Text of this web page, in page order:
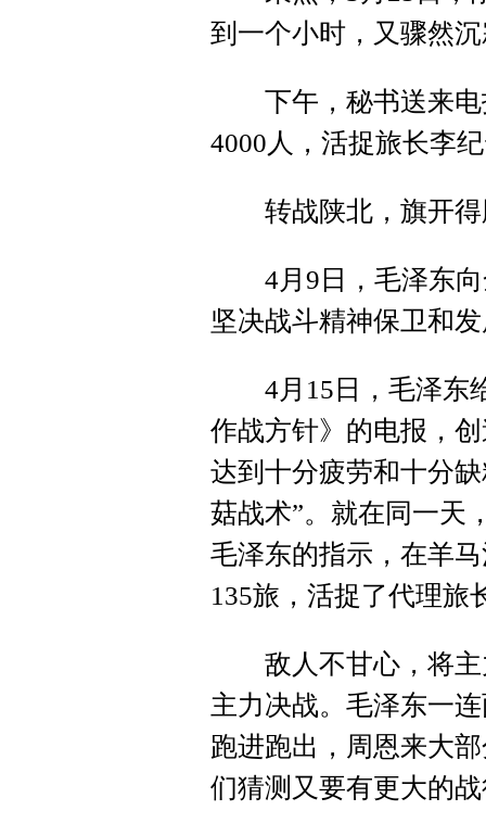
到一个小时，又骤然
下午，秘书送来电
4000人，活捉旅长李
转战陕北，旗开得
4月9日，毛泽东向
坚决战斗精神保卫和
4月15日，毛泽东给
作战方针》的电报，
达到十分疲劳和十分
菇战术”。就在同一天
毛泽东的指示，在羊
135旅，活捉了代理旅
敌人不甘心，将主
主力决战。毛泽东一
跑进跑出，周恩来大
们猜测又要有更大的